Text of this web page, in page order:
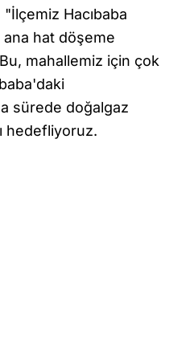
"İlçemiz Hacıbaba
hat döşeme
Bu, mahallemiz için çok
sürede doğalgaz
hedefliyoruz.